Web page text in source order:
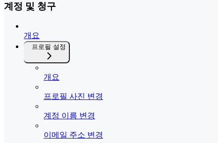
계정 및 청구
개요
프로필 설정
개요
프로필 사진 변경
계정 이름 변경
이메일 주소 변경